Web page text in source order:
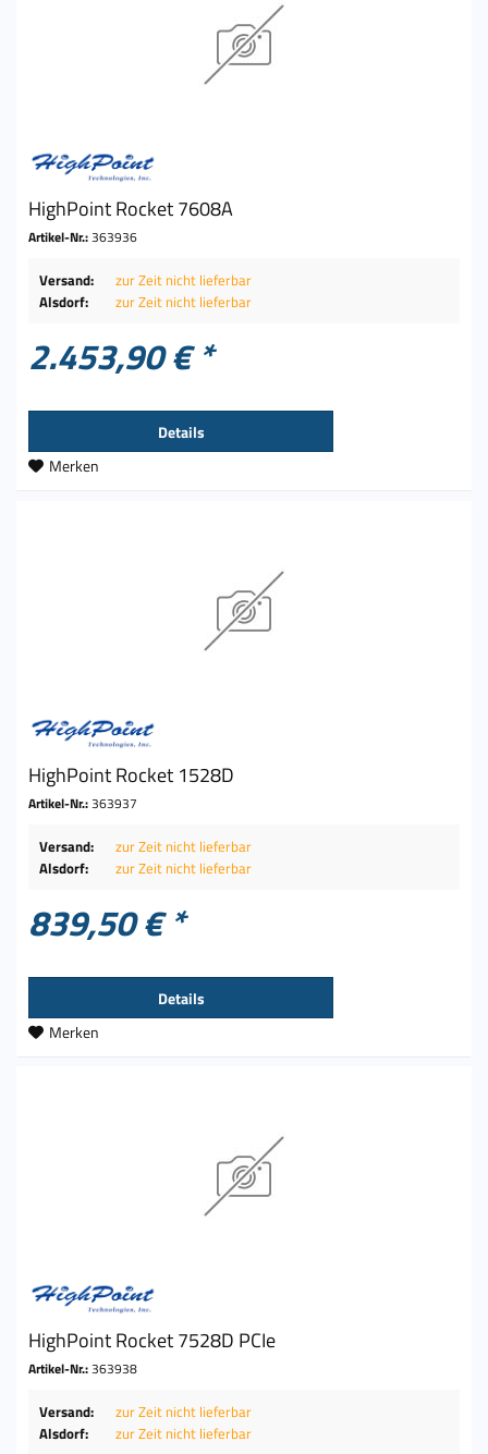
HighPoint Rocket 7608A
Artikel-Nr.:363936
Versand:
zur Zeit nicht lieferbar
Alsdorf:
zur Zeit nicht lieferbar
2.453,90 € *
Details
Merken
HighPoint Rocket 1528D
Artikel-Nr.:363937
Versand:
zur Zeit nicht lieferbar
Alsdorf:
zur Zeit nicht lieferbar
839,50 € *
Details
Merken
HighPoint Rocket 7528D PCIe
Artikel-Nr.:363938
Versand:
zur Zeit nicht lieferbar
Alsdorf:
zur Zeit nicht lieferbar